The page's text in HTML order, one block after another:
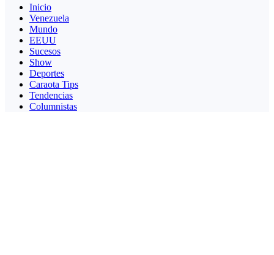
Inicio
Venezuela
Mundo
EEUU
Sucesos
Show
Deportes
Caraota Tips
Tendencias
Columnistas